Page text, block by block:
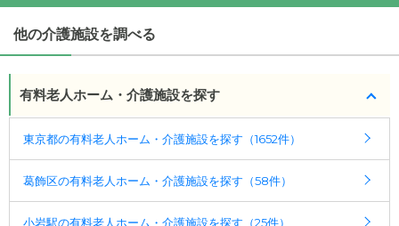
ケアスル 介護では詳細な料金プランをご確認頂けま
・経験豊富な入居相談員が完全無料で施設探しをサ
入居相談： 0120-579-721 （無料）
・最寄り駅：
夢叶う杜の交通アクセス
他の介護施設を調べる
有料老人ホーム・介護施設を探す
東京都の有料老人ホーム・介護施設を探す（1652件）
葛飾区の有料老人ホーム・介護施設を探す（58件）
小岩駅の有料老人ホーム・介護施設を探す（25件）